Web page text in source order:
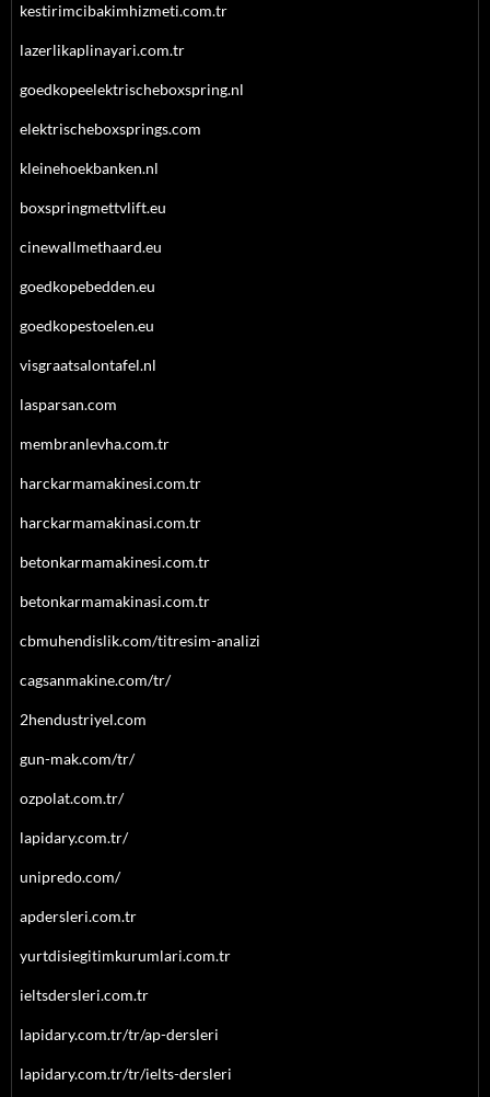
kestirimcibakimhizmeti.com.tr
lazerlikaplinayari.com.tr
goedkopeelektrischeboxspring.nl
elektrischeboxsprings.com
kleinehoekbanken.nl
boxspringmettvlift.eu
cinewallmethaard.eu
goedkopebedden.eu
goedkopestoelen.eu
visgraatsalontafel.nl
lasparsan.com
membranlevha.com.tr
harckarmamakinesi.com.tr
harckarmamakinasi.com.tr
betonkarmamakinesi.com.tr
betonkarmamakinasi.com.tr
cbmuhendislik.com/titresim-analizi
cagsanmakine.com/tr/
2hendustriyel.com
gun-mak.com/tr/
ozpolat.com.tr/
lapidary.com.tr/
unipredo.com/
apdersleri.com.tr
yurtdisiegitimkurumlari.com.tr
ieltsdersleri.com.tr
lapidary.com.tr/tr/ap-dersleri
lapidary.com.tr/tr/ielts-dersleri